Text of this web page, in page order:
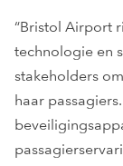
“Bristol Airport
technologie en
stakeholders
haar